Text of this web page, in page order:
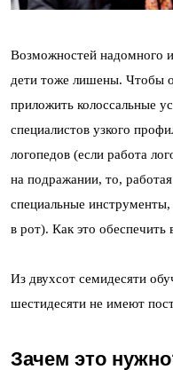
Возможностей надомного
дети тоже лишены. Чтобы
приложить колоссальные
специалистов узкого
логопедов (если работа
на подражании, то,
специальные инструменты,
в рот). Как это
Из двухсот семидесяти
шестидесяти не имеют
Зачем это